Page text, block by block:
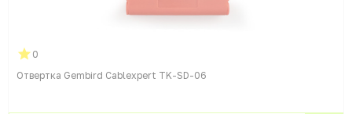
0
Отвертка Gembird Cablexpert TK-SD-06